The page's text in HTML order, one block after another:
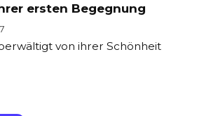
ersten Begegnung
von ihrer Schönheit